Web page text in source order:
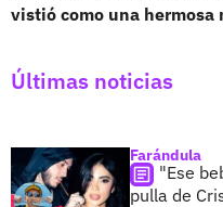
vistió como una hermosa
Últimas noticias
Farándula
"Ese
pulla de